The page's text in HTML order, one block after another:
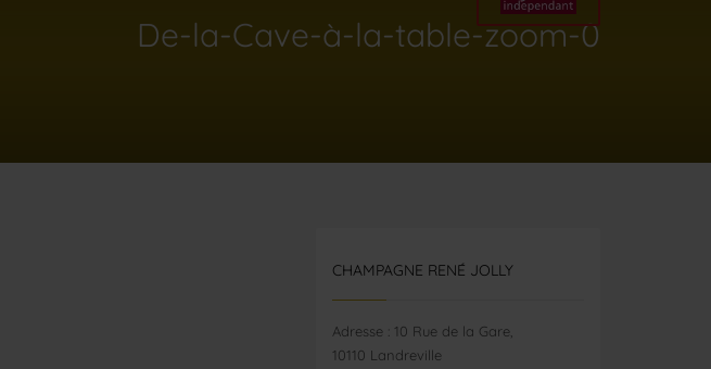
De-la-Cave-à-la-table-zoom-0
CHAMPAGNE RENÉ JOLLY
Adresse : 10 Rue de la Gare,
10110 Landreville